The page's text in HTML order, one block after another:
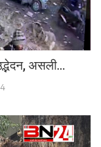
असली...